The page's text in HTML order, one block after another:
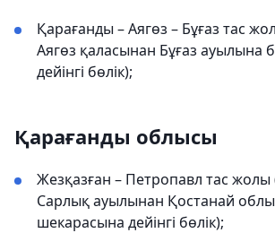
Қарағанды ​​– Аягөз – Бұғаз тас
Аягөз қаласынан Бұғаз ауылына
дейінгі бөлік);
Қарағанды ​​облысы
Жезқазған – Петропавл тас жолы
Сарлық ауылынан Қостанай
шекарасына дейінгі бөлік);